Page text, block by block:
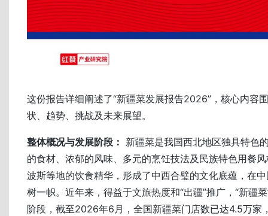
这份报告详细阐述了“新疆菜发展报告2026”，核心内容
状、趋势、挑战及未来展望。
整体概况与发展阶段： 新疆菜是我国西北地区独具特色
的食材、浓郁的风味、多元的烹饪技法及民族特色用餐
波斯等地的饮食精华，形成了中西合璧的文化底蕴，在
树一帜。近年来，得益于文旅热度和“出疆”推广，“新疆
阶段，截至2026年6月，全国新疆菜门店数已达4.5万家